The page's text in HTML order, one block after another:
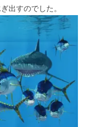
出すのでした。